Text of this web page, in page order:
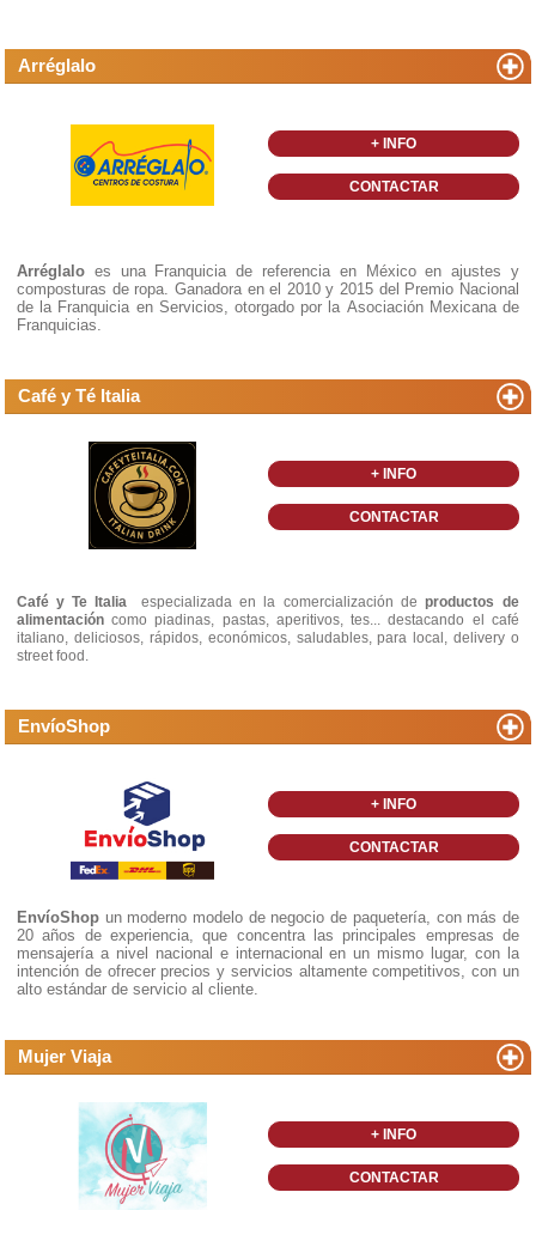
Arréglalo
+ INFO
CONTACTAR
Arréglalo es una Franquicia de referencia en México en ajustes y
composturas de ropa. Ganadora en el 2010 y 2015 del Premio Nacional
de la Franquicia en Servicios, otorgado por la Asociación Mexicana de
Franquicias.
Café y Té Italia
+ INFO
CONTACTAR
Café y Te Italia especializada en la comercialización de productos de
alimentación como piadinas, pastas, aperitivos, tes... destacando el café
italiano, deliciosos, rápidos, económicos, saludables, para local, delivery o
street food.
EnvíoShop
+ INFO
CONTACTAR
EnvíoShop un moderno modelo de negocio de paquetería, con más de
20 años de experiencia, que concentra las principales empresas de
mensajería a nivel nacional e internacional en un mismo lugar, con la
intención de ofrecer precios y servicios altamente competitivos, con un
alto estándar de servicio al cliente.
Mujer Viaja
+ INFO
CONTACTAR